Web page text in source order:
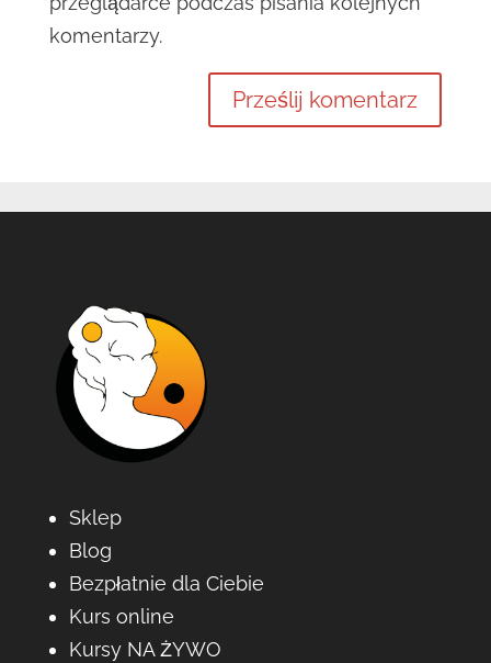
komentarzy.
Sklep
Blog
Bezpłatnie dla Ciebie
Kurs online
Kursy NA ŻYWO